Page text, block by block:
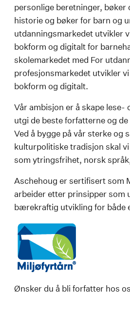
personlige beretninger, bøker
historie og bøker for barn og
utdanningsmarkedet utvikler
bokform og digitalt for
skolemarkedet med For
profesjonsmarkedet utvikler
bokform og digitalt.
Vår ambisjon er å skape lese-
utgi de beste forfatterne og
Ved å bygge på vår sterke og
kulturpolitiske tradisjon skal
som ytringsfrihet, norsk
Aschehoug er sertifisert som
arbeider etter prinsipper som
bærekraftig utvikling for både
Ønsker du å bli forfatter hos